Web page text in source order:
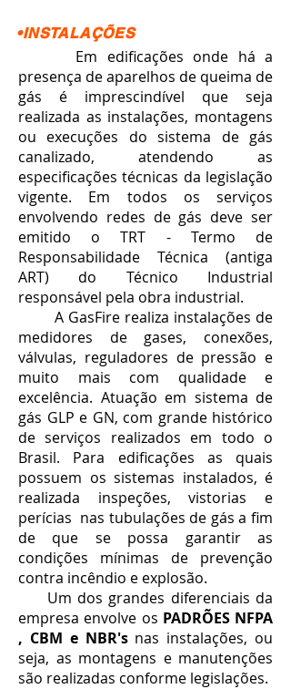
•INSTALAÇÕES
Em edificações onde há a
presença de aparelhos de queima de
gás é imprescindível que seja
realizada as instalações, montagens
ou execuções do sistema de gás
canalizado, atendendo as
especificações técnicas da legislação
vigente. Em todos os serviços
envolvendo redes de gás deve ser
emitido o TRT - Termo de
Responsabilidade Técnica (antiga
ART) do Técnico Industrial
responsável pela obra industrial.
A GasFire realiza instalações de
medidores de gases, conexões,
válvulas, reguladores de pressão e
muito mais com qualidade e
excelência. Atuação em sistema de
gás GLP e GN, com grande histórico
de serviços realizados em todo o
Brasil. Para edificações as quais
possuem os sistemas instalados, é
realizada inspeções, vistorias e
perícias nas tubulações de gás a fim
de que se possa garantir as
condições mínimas de prevenção
contra incêndio e explosão.
Um dos grandes diferenciais da
empresa envolve os PADRÕES NFPA
, CBM e NBR'snas instalações, ou
seja, as montagens e manutenções
são realizadas conforme legislações.